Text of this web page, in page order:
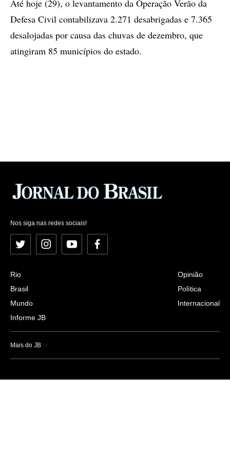
Até hoje (29), o levantamento da Operação Verão da
Defesa Civil contabilizava 2.271 desabrigadas e 7.365
desalojadas por causa das chuvas de dezembro, que
atingiram 85 municípios do estado.
Nos siga nas redes sociais!
Twitter InstagramYouTubeFacebook
Rio
Brasil
Mundo
Informe JB
Opinião
Política
Internacional
Mais do JB
Esportes